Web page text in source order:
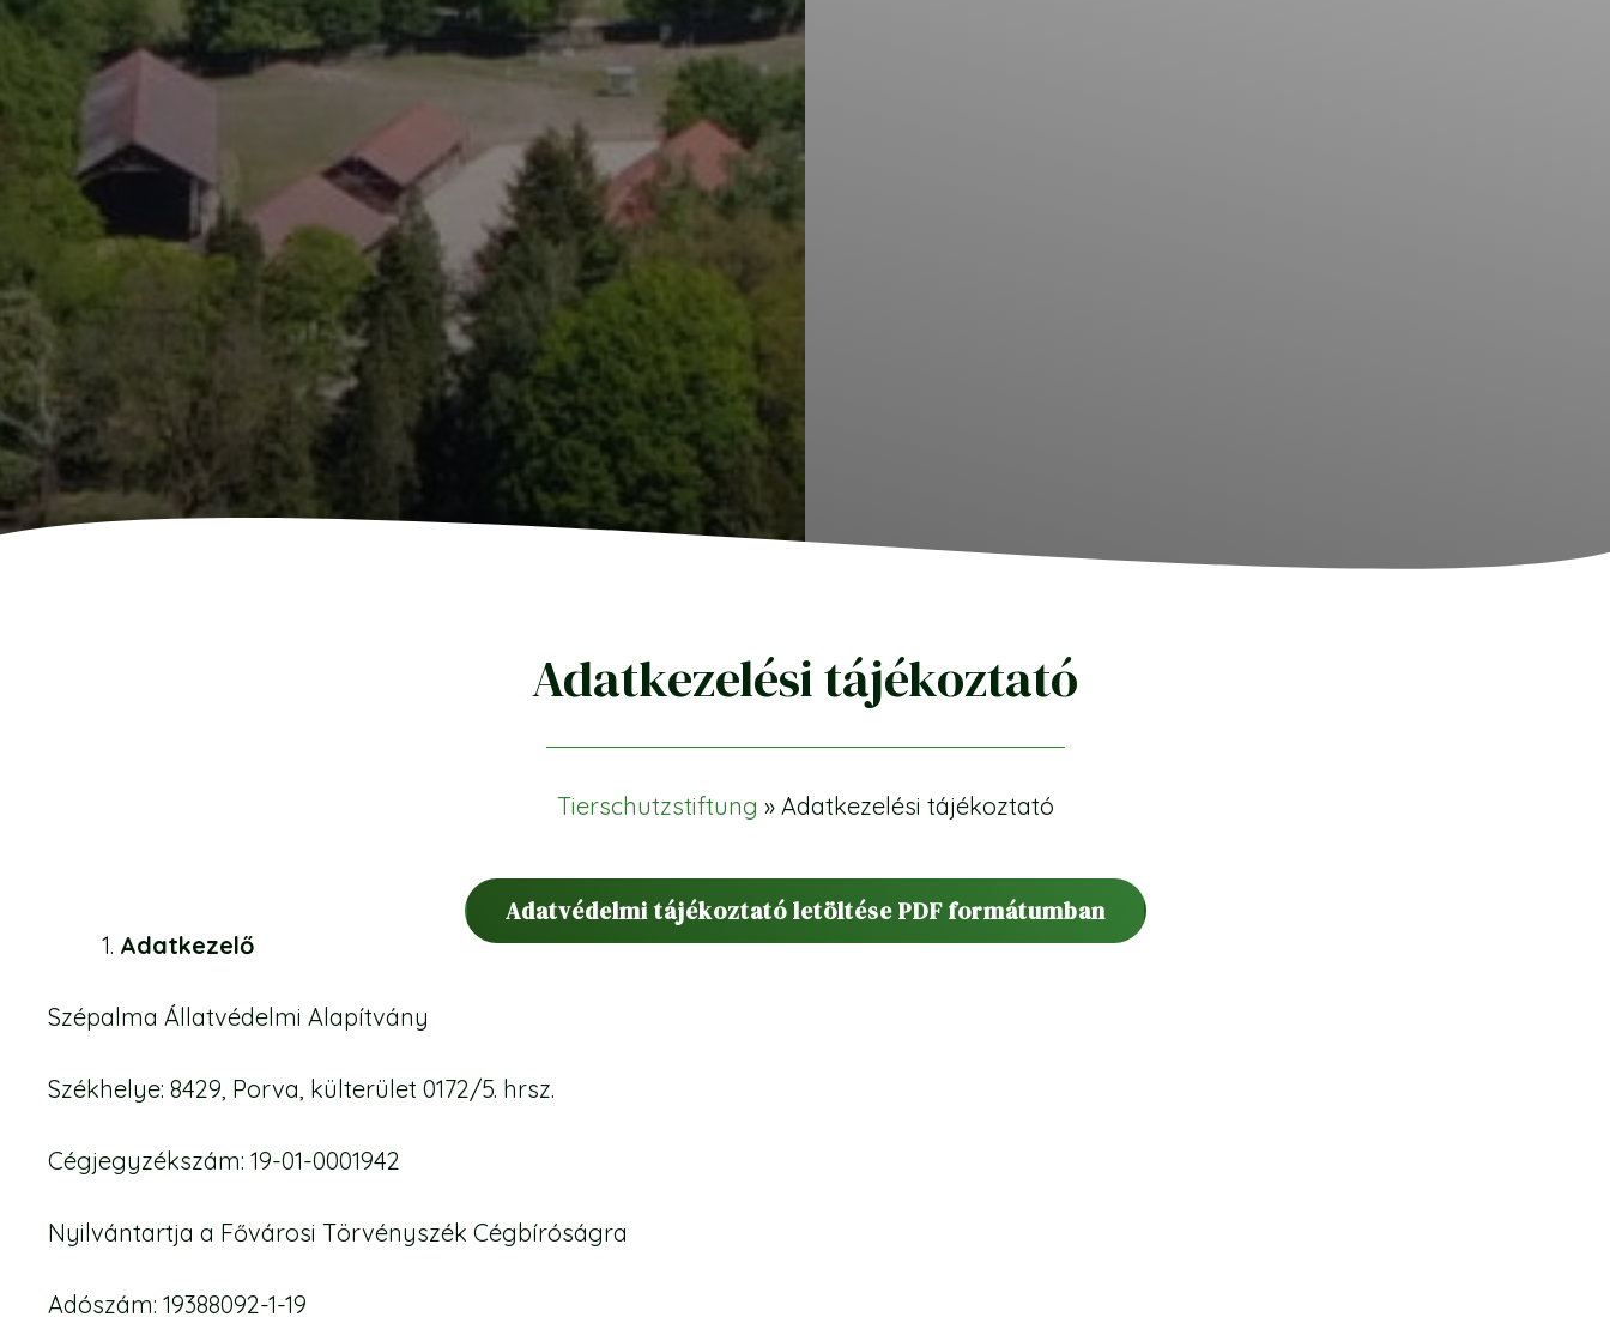
Adatkezelési tájékoztató
Tierschutzstiftung » Adatkezelési tájékoztató
Adatvédelmi tájékoztató letöltése PDF formátumban
Adatkezelő
Szépalma Állatvédelmi Alapítvány
Székhelye: 8429, Porva, külterület 0172/5. hrsz.
Cégjegyzékszám: 19-01-0001942
Nyilvántartja a Fővárosi Törvényszék Cégbíróságra
Adószám: 19388092-1-19